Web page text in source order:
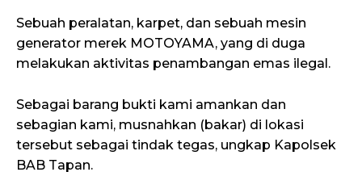
Sebuah peralatan, karpet, dan sebuah mesin
generator merek MOTOYAMA, yang di duga
melakukan aktivitas penambangan emas ilegal.
Sebagai barang bukti kami amankan dan
sebagian kami, musnahkan (bakar) di lokasi
tersebut sebagai tindak tegas, ungkap Kapolsek
BAB Tapan.